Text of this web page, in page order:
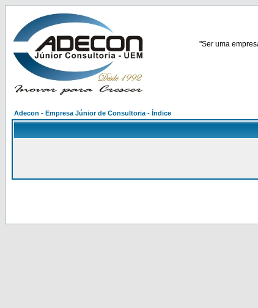
"Ser uma
Adecon - Empresa Júnior de Consultoria - Índice